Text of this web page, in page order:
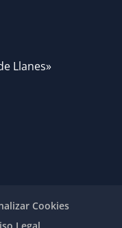
Llanes»
Cookies